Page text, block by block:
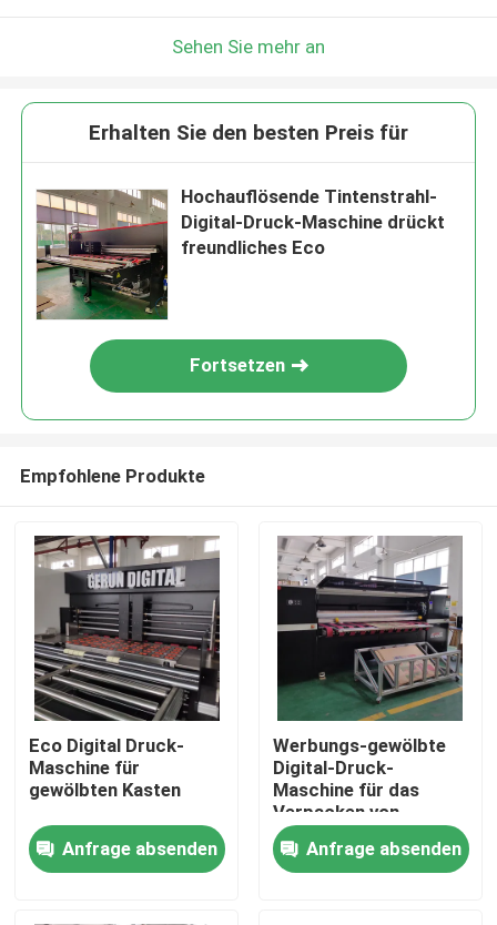
Nach Hause
Über uns
Kontakte
Sehen Sie mehr an
Erhalten Sie den besten Preis für
Hochauflösende Tintenstrahl-
Digital-Druck-Maschine drückt
freundliches Eco
Fortsetzen
Empfohlene Produkte
Eco Digital Druck-
Maschine für
gewölbten Kasten
Anfrage absenden
Werbungs-gewölbte
Digital-Druck-
Maschine für das
Verpacken von
Plateless-Tintenstrahl
Anfrage absenden